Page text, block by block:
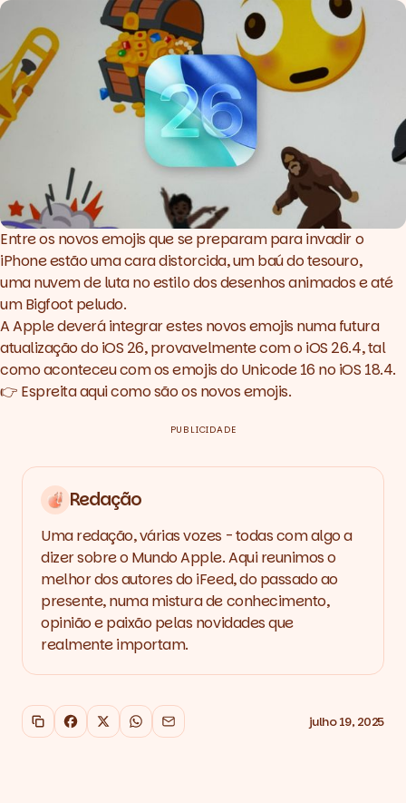
Entre os novos emojis que se preparam para invadir o
iPhone estão uma cara distorcida, um baú do tesouro,
uma nuvem de luta no estilo dos desenhos animados e até
um Bigfoot peludo.
A Apple deverá integrar estes novos emojis numa futura
atualização do iOS 26, provavelmente com o iOS 26.4, tal
como aconteceu com os emojis do Unicode 16 no iOS 18.4.
👉 Espreita aqui como são os novos emojis.
PUBLICIDADE
Redação
Uma redação, várias vozes - todas com algo a
dizer sobre o Mundo Apple. Aqui reunimos o
melhor dos autores do iFeed, do passado ao
presente, numa mistura de conhecimento,
opinião e paixão pelas novidades que
realmente importam.
Copiar link
Facebook
X WhatsApp
Email julho 19, 2025